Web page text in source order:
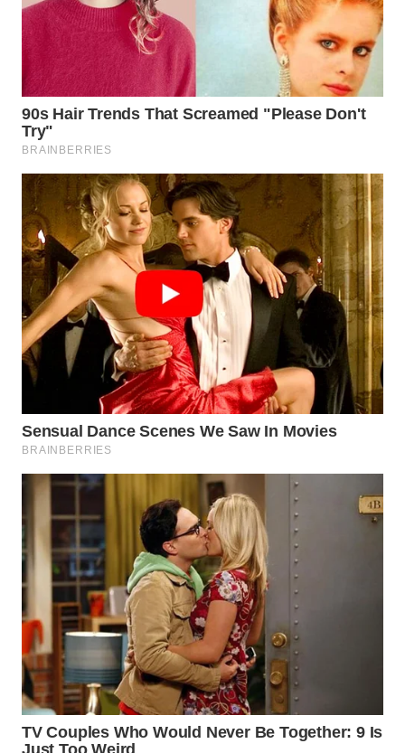
WAHANANEWS
ID
WAHANANEWS
CO ID
WAHANANEWS
NET
WAHANA
SPORT
WAHANA
UMKM
WAHANA
WAHANA
PERSONA
OTOMOTIF
WAHANA
HEALTH
WAHANA
DESA
WISATA
LAPAK
WAHANA